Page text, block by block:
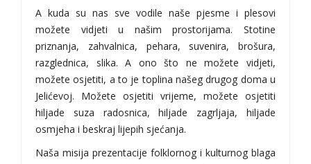
A kuda su nas sve vodile naše pjesme i plesovi
možete vidjeti u našim prostorijama. Stotine
priznanja, zahvalnica, pehara, suvenira, brošura,
razglednica, slika. A ono što ne možete vidjeti,
možete osjetiti, a to je toplina našeg drugog doma u
Jelićevoj. Možete osjetiti vrijeme, možete osjetiti
hiljade suza radosnica, hiljade zagrljaja, hiljade
osmjeha i beskraj lijepih sjećanja.
Naša misija prezentacije folklornog i kulturnog blaga